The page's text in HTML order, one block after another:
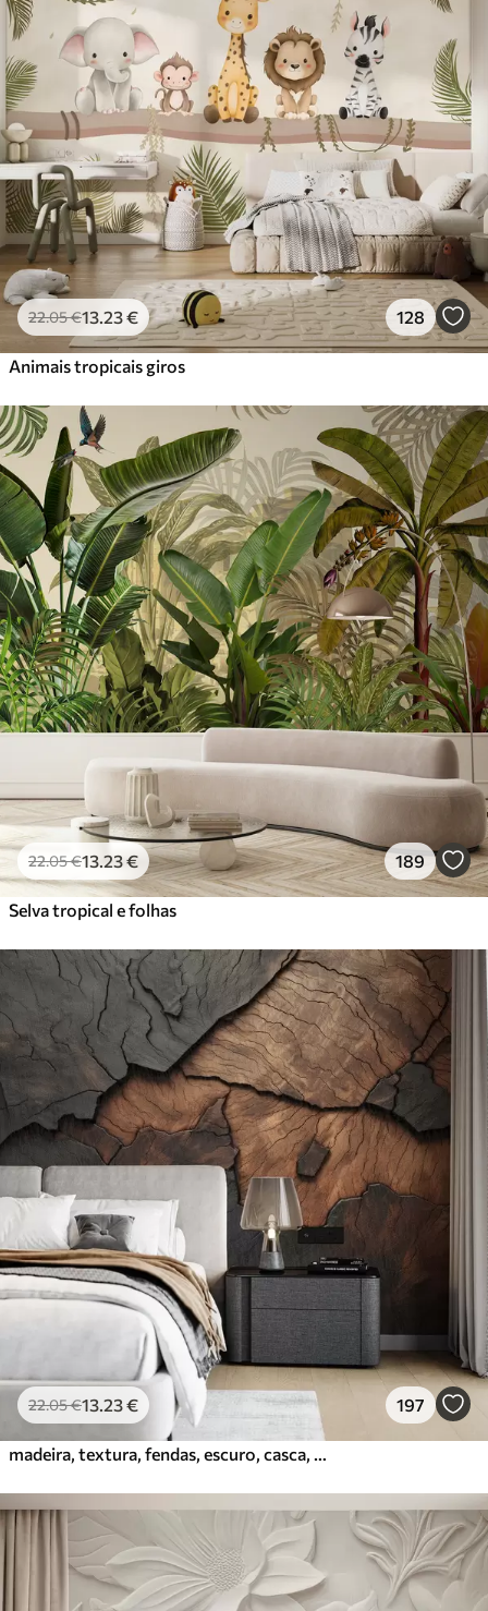
27.00 €/m²
Premium
56.6734.00€/m²
Vinil Premium
65.0039.00€/m²
Peel and Stick
81.6749.00€/m²
22.05€13 .23€ 128
Animais tropicais giros
22.05€13 .23€ 189
Selva tropical e folhas
22.05€13 .23€ 197